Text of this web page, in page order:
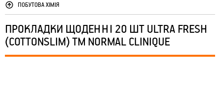
ПОБУТОВА ХІМІЯ
ПРОКЛАДКИ ЩОДЕННІ 20 ШТ ULTRA FRESH
(COTTONSLIM) ТМ NORMAL CLINIQUE